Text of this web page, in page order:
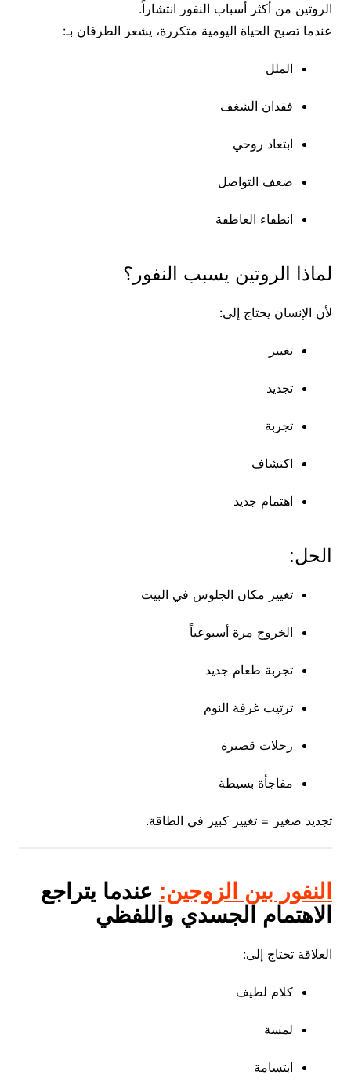
الروتين من أكثر أسباب النفور انتشاراً.
عندما تصبح الحياة اليومية متكررة، يشعر الطرفان بـ:
الملل
فقدان الشغف
ابتعاد روحي
ضعف التواصل
انطفاء العاطفة
لماذا الروتين يسبب النفور؟
لأن الإنسان يحتاج إلى:
تغيير
تجديد
تجربة
اكتشاف
اهتمام جديد
الحل:
تغيير مكان الجلوس في البيت
الخروج مرة أسبوعياً
تجربة طعام جديد
ترتيب غرفة النوم
رحلات قصيرة
مفاجأة بسيطة
تجديد صغير = تغيير كبير في الطاقة.
النفور بين الزوجين: عندما يتراجع
الاهتمام الجسدي واللفظي
العلاقة تحتاج إلى:
كلام لطيف
لمسة
ابتسامة